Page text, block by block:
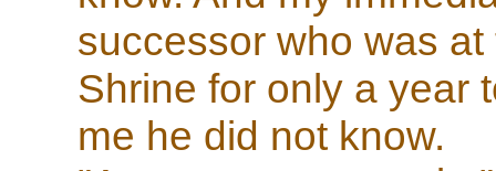
successor who was at
Shrine for only a year
me he did not know.